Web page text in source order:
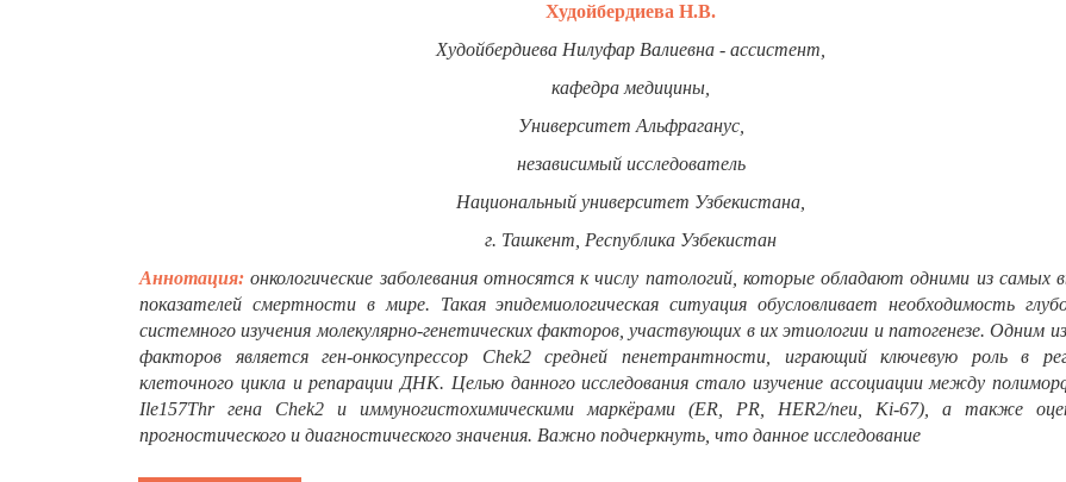
Худойбердиева Н.В.
Худойбердиева Нилуфар Валиевна - ассистент
кафедра медицины,
Университет Альфраганус,
независимый исследователь
Национальный университет Узбекистана,
г. Ташкент, Республика Узбекистан
Аннотация: онкологические заболевания относятся к числу патологий, которые обладают одними из самых
показателей смертности в мире. Такая эпидемиологическая ситуация обусловливает необходимость
системного изучения молекулярно-генетических факторов, участвующих в их этиологии и патогенезе. Одним
факторов является ген-онкосупрессор Chek2
средней пенетрантности, играющий ключевую роль в
клеточного цикла и репарации ДНК. Целью данного исследования стало изучение ассоциации между
Ile157Thr гена Chek2 и иммуногистохимическими маркёрами (ER, PR, HER2/neu, Ki-67), а также
прогностического и диагностического значения. Важно подчеркнуть, что данное исследование